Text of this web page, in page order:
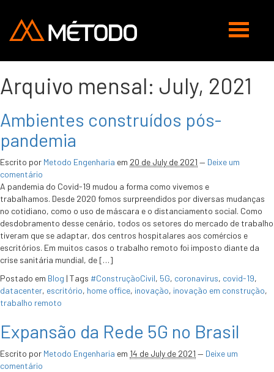
Abrir
Arquivo mensal: July, 2021
Ambientes construídos pós-
pandemia
Escrito por Metodo Engenharia em 20 de July de 2021 — Deixe um
comentário
A pandemia do Covid-19 mudou a forma como vivemos e
trabalhamos. Desde 2020 fomos surpreendidos por diversas mudanças
no cotidiano, como o uso de máscara e o distanciamento social. Como
desdobramento desse cenário, todos os setores do mercado de trabalho
tiveram que se adaptar, dos centros hospitalares aos comércios e
escritórios. Em muitos casos o trabalho remoto foi imposto diante da
crise sanitária mundial, de […]
Postado em Blog | Tags #ConstruçãoCivil, 5G, coronavirus, covid-19,
datacenter, escritório, home office, inovação, inovação em construção,
trabalho remoto
Expansão da Rede 5G no Brasil
Escrito por Metodo Engenharia em 14 de July de 2021 — Deixe um
comentário